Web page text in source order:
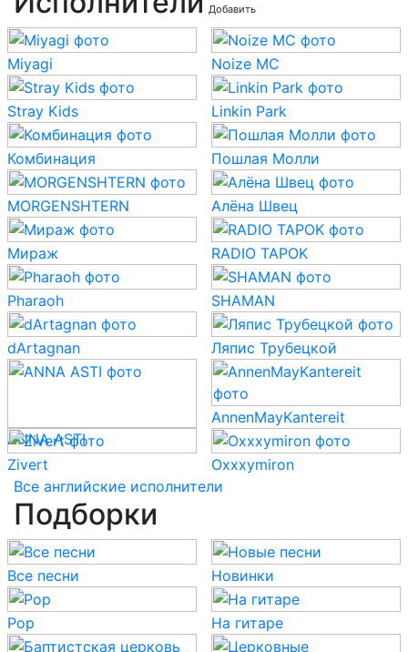
Добавить
Miyagi Noize MC
Stray Kids Linkin Park
Комбинация Пошлая Молли
MORGENSHTERN Алёна Швец
Мираж RADIO TAPOK
Pharaoh SHAMAN
dArtagnan Ляпис Трубецкой
ANNA ASTI
AnnenMayKantereit
Zivert
Oxxxymiron
Все английские исполнители
Подборки
Все песни Новинки
Pop На гитаре